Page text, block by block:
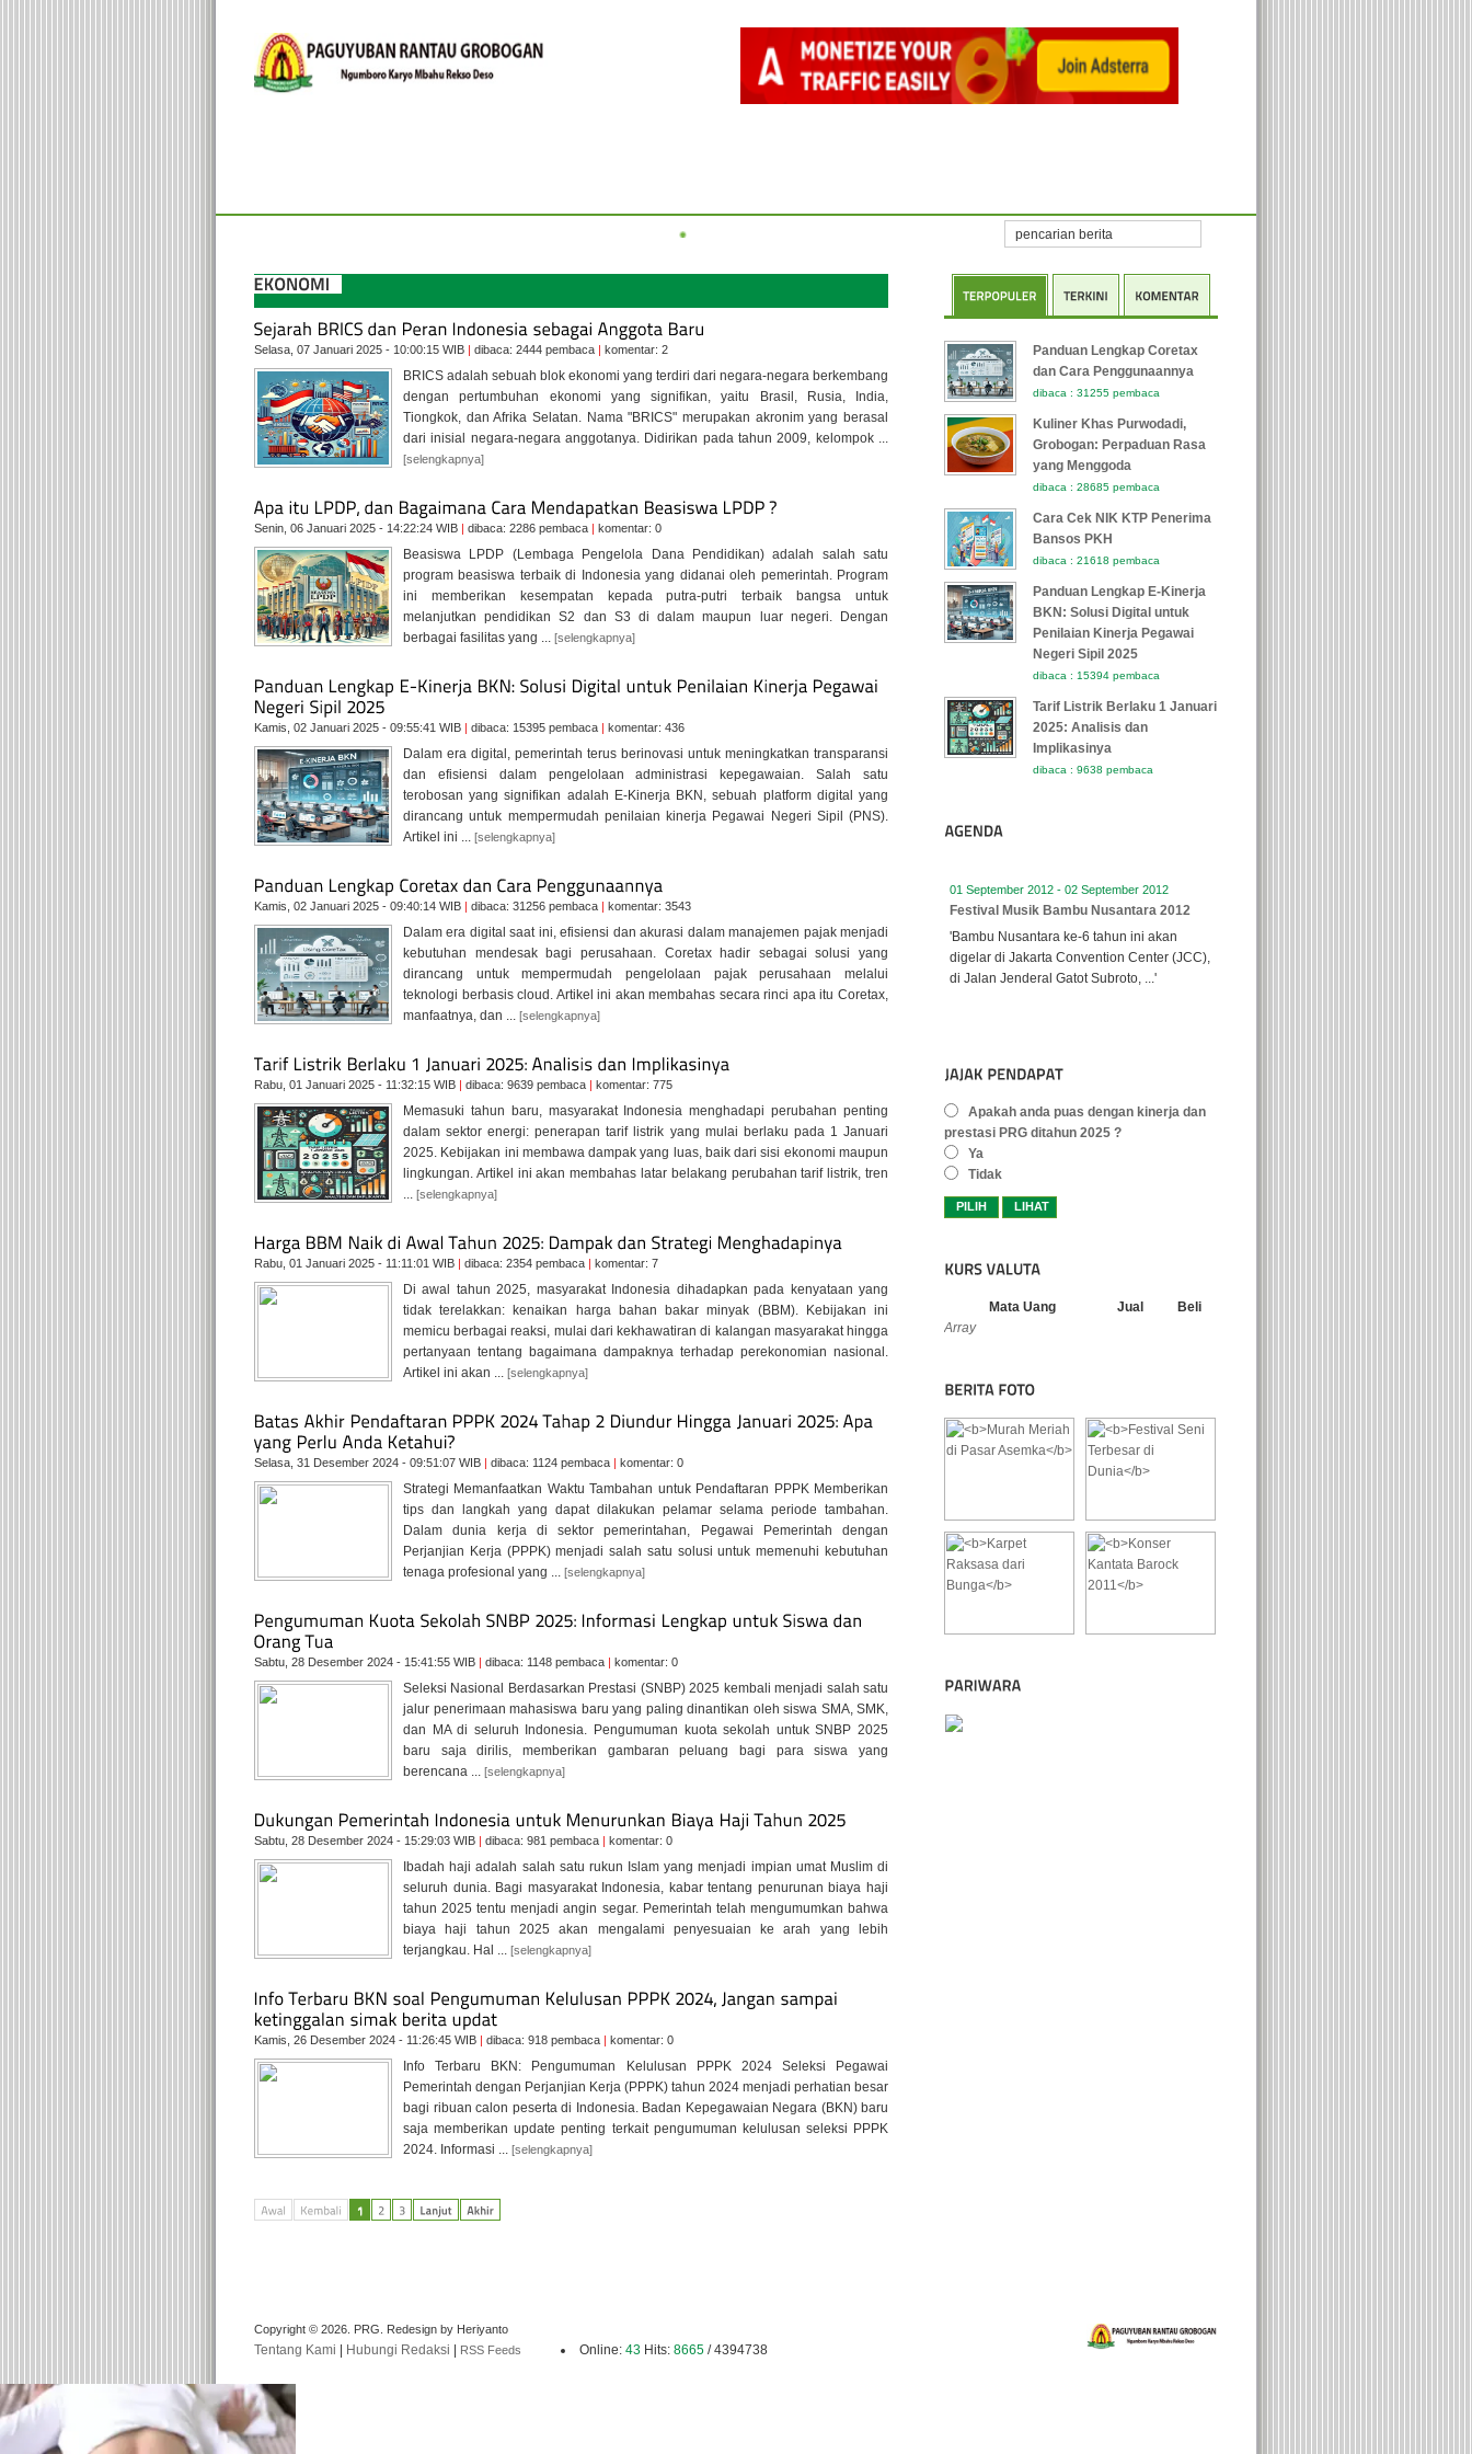
Tata Cara Sinkronisasi Platform Merdeka Mengajar (PMM) ke e-Kinerja BKN untuk Tenaga Pengajar Guru
Selasa, 07 Januari 2025 - 10:00:15 WIB | dibaca: 2444 pembaca | komentar: 2
BRICS adalah sebuah blok ekonomi yang terdiri dari negara-negara berkembang
dengan pertumbuhan ekonomi yang signifikan, yaitu Brasil, Rusia, India,
Tiongkok, dan Afrika Selatan. Nama "BRICS" merupakan akronim yang berasal
dari inisial negara-negara anggotanya. Didirikan pada tahun 2009, kelompok ...
[selengkapnya]
Senin, 06 Januari 2025 - 14:22:24 WIB | dibaca: 2286 pembaca | komentar: 0
Beasiswa LPDP (Lembaga Pengelola Dana Pendidikan) adalah salah satu
program beasiswa terbaik di Indonesia yang didanai oleh pemerintah. Program
ini memberikan kesempatan kepada putra-putri terbaik bangsa untuk
melanjutkan pendidikan S2 dan S3 di dalam maupun luar negeri. Dengan
berbagai fasilitas yang ... [selengkapnya]
Kamis, 02 Januari 2025 - 09:55:41 WIB | dibaca: 15395 pembaca | komentar: 436
Dalam era digital, pemerintah terus berinovasi untuk meningkatkan transparansi
dan efisiensi dalam pengelolaan administrasi kepegawaian. Salah satu
terobosan yang signifikan adalah E-Kinerja BKN, sebuah platform digital yang
dirancang untuk mempermudah penilaian kinerja Pegawai Negeri Sipil (PNS).
Artikel ini ... [selengkapnya]
Kamis, 02 Januari 2025 - 09:40:14 WIB | dibaca: 31256 pembaca | komentar: 3543
Dalam era digital saat ini, efisiensi dan akurasi dalam manajemen pajak menjadi
kebutuhan mendesak bagi perusahaan. Coretax hadir sebagai solusi yang
dirancang untuk mempermudah pengelolaan pajak perusahaan melalui
teknologi berbasis cloud. Artikel ini akan membahas secara rinci apa itu Coretax,
manfaatnya, dan ... [selengkapnya]
Rabu, 01 Januari 2025 - 11:32:15 WIB | dibaca: 9639 pembaca | komentar: 775
Memasuki tahun baru, masyarakat Indonesia menghadapi perubahan penting
dalam sektor energi: penerapan tarif listrik yang mulai berlaku pada 1 Januari
2025. Kebijakan ini membawa dampak yang luas, baik dari sisi ekonomi maupun
lingkungan. Artikel ini akan membahas latar belakang perubahan tarif listrik, tren
... [selengkapnya]
Rabu, 01 Januari 2025 - 11:11:01 WIB | dibaca: 2354 pembaca | komentar: 7
Di awal tahun 2025, masyarakat Indonesia dihadapkan pada kenyataan yang
tidak terelakkan: kenaikan harga bahan bakar minyak (BBM). Kebijakan ini
memicu berbagai reaksi, mulai dari kekhawatiran di kalangan masyarakat hingga
pertanyaan tentang bagaimana dampaknya terhadap perekonomian nasional.
Artikel ini akan ... [selengkapnya]
Selasa, 31 Desember 2024 - 09:51:07 WIB | dibaca: 1124 pembaca | komentar: 0
Strategi Memanfaatkan Waktu Tambahan untuk Pendaftaran PPPK Memberikan
tips dan langkah yang dapat dilakukan pelamar selama periode tambahan.
Dalam dunia kerja di sektor pemerintahan, Pegawai Pemerintah dengan
Perjanjian Kerja (PPPK) menjadi salah satu solusi untuk memenuhi kebutuhan
tenaga profesional yang ... [selengkapnya]
Sabtu, 28 Desember 2024 - 15:41:55 WIB | dibaca: 1148 pembaca | komentar: 0
Seleksi Nasional Berdasarkan Prestasi (SNBP) 2025 kembali menjadi salah satu
jalur penerimaan mahasiswa baru yang paling dinantikan oleh siswa SMA, SMK,
dan MA di seluruh Indonesia. Pengumuman kuota sekolah untuk SNBP 2025
baru saja dirilis, memberikan gambaran peluang bagi para siswa yang
berencana ... [selengkapnya]
Sabtu, 28 Desember 2024 - 15:29:03 WIB | dibaca: 981 pembaca | komentar: 0
Ibadah haji adalah salah satu rukun Islam yang menjadi impian umat Muslim di
seluruh dunia. Bagi masyarakat Indonesia, kabar tentang penurunan biaya haji
tahun 2025 tentu menjadi angin segar. Pemerintah telah mengumumkan bahwa
biaya haji tahun 2025 akan mengalami penyesuaian ke arah yang lebih
terjangkau. Hal ... [selengkapnya]
Kamis, 26 Desember 2024 - 11:26:45 WIB | dibaca: 918 pembaca | komentar: 0
Info Terbaru BKN: Pengumuman Kelulusan PPPK 2024 Seleksi Pegawai
Pemerintah dengan Perjanjian Kerja (PPPK) tahun 2024 menjadi perhatian besar
bagi ribuan calon peserta di Indonesia. Badan Kepegawaian Negara (BKN) baru
saja memberikan update penting terkait pengumuman kelulusan seleksi PPPK
2024. Informasi ... [selengkapnya]
Panduan Lengkap Coretax
dan Cara Penggunaannya
dibaca : 31255 pembaca
Kuliner Khas Purwodadi,
Grobogan: Perpaduan Rasa
yang Menggoda
dibaca : 28685 pembaca
Cara Cek NIK KTP Penerima
Bansos PKH
dibaca : 21618 pembaca
Panduan Lengkap E-Kinerja
BKN: Solusi Digital untuk
Penilaian Kinerja Pegawai
Negeri Sipil 2025
dibaca : 15394 pembaca
Tarif Listrik Berlaku 1 Januari
2025: Analisis dan
Implikasinya
dibaca : 9638 pembaca
01 September 2012 - 02 September 2012
Festival Musik Bambu Nusantara 2012
'Bambu Nusantara ke-6 tahun ini akan
digelar di Jakarta Convention Center (JCC),
di Jalan Jenderal Gatot Subroto, ...'
Apakah anda puas dengan kinerja dan
prestasi PRG ditahun 2025 ?
Ya
Tidak
Mata Uang Jual
Beli
Array
Copyright © 2026. PRG. Redesign by Heriyanto
Tentang Kami | Hubungi Redaksi | RSS Feeds Online: 43 Hits: 8665 / 4394738